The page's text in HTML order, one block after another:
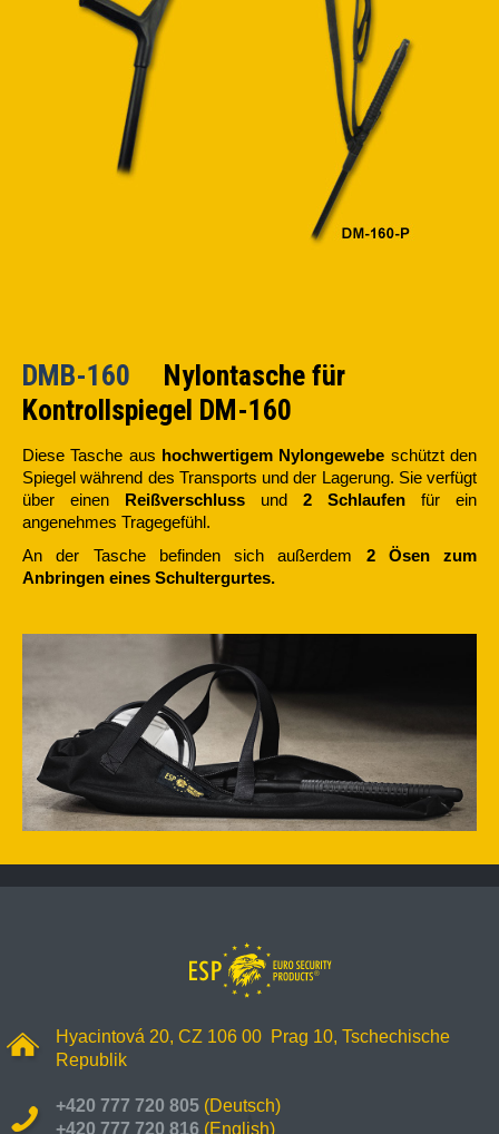
DMB-160 Nylontasche für
Kontrollspiegel DM-160
Diese Tasche aus hochwertigem Nylongewebe schützt den
Spiegel während des Transports und der Lagerung. Sie verfügt
über einen Reißverschluss und 2 Schlaufen für ein
angenehmes Tragegefühl.
An der Tasche befinden sich außerdem 2 Ösen zum
Anbringen eines Schultergurtes.
Hyacintová 20, CZ 106 00 Prag 10, Tschechische
Republik
+420 777 720 805 (Deutsch)
+420 777 720 816 (English)